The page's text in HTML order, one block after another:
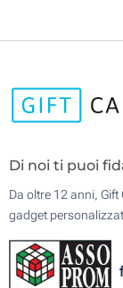
Di noi ti puoi
Da oltre 12 anni,
gadget